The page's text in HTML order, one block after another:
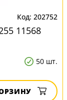
202752
11568
50 шт.